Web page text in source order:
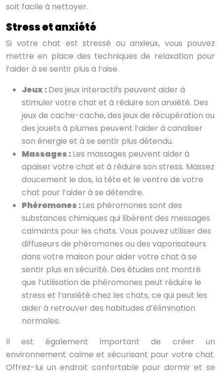
soit facile à nettoyer.
Stress et anxiété
Si votre chat est stressé ou anxieux, vous pouvez
mettre en place des techniques de relaxation pour
l’aider à se sentir plus à l’aise.
Jeux :Des jeux interactifs peuvent aider à
stimuler votre chat et à réduire son anxiété. Des
jeux de cache-cache, des jeux de récupération ou
des jouets à plumes peuvent l’aider à canaliser
son énergie et à se sentir plus détendu.
Massages :Les massages peuvent aider à
apaiser votre chat et à réduire son stress. Massez
doucement le dos, la tête et le ventre de votre
chat pour l’aider à se détendre.
Phéromones :Les phéromones sont des
substances chimiques qui libèrent des messages
calmants pour les chats. Vous pouvez utiliser des
diffuseurs de phéromones ou des vaporisateurs
dans votre maison pour aider votre chat à se
sentir plus en sécurité. Des études ont montré
que l’utilisation de phéromones peut réduire le
stress et l’anxiété chez les chats, ce qui peut les
aider à retrouver des habitudes d’élimination
normales.
Il est également important de créer un
environnement calme et sécurisant pour votre chat.
Offrez-lui un endroit confortable pour dormir et se